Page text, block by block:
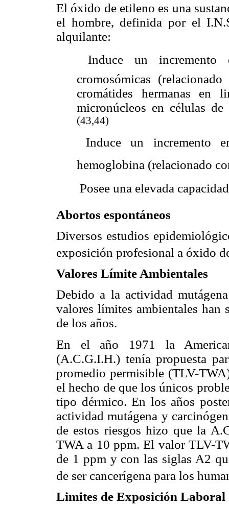
El óxido de etileno es una
el hombre, definida por el
alquilante:
 Induce un
cromosómicas
cromátides hermanas en
micronúcleos en células de
(43,44)
 Induce un
hemoglobina (relacionado
 Posee una elevada
Abortos espontáneos
Diversos estudios
exposición profesional a óxido
Valores Límite Ambientales
Debido a la actividad
valores límites ambientales
de los años.
En el año 1971 la
(A.C.G.I.H.) tenía propuesta
promedio permisible (TLV-
el hecho de que los únicos
tipo dérmico. En los años
actividad mutágena y
de estos riesgos hizo que la
TWA a 10 ppm. El valor TLV-
de 1 ppm y con las siglas A2
de ser cancerígena para los
Limites de Exposición Laboral